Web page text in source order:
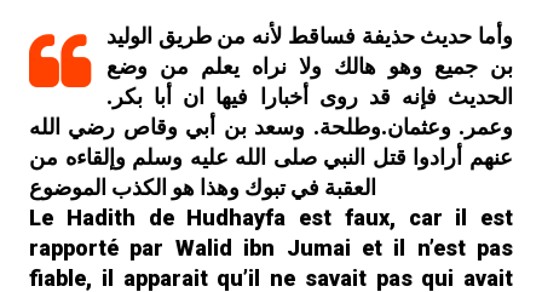
وأما حديث حذيفة فساقط لأنه من طريق الوليد
بن جميع وهو هالك ولا نراه يعلم من وضع
الحديث فإنه قد روى أخبارا فيها ان أبا بكر.
وعمر. وعثمان.وطلحة. وسعد بن أبي وقاص رضي الله
عنهم أرادوا قتل النبي صلى الله عليه وسلم وإلقاءه من
العقبة في تبوك وهذا هو الكذب الموضوع
Le Hadith de Hudhayfa est faux, car il est
rapporté par Walid ibn Jumai et il n’est pas
fiable, il apparait qu’il ne savait pas qui avait